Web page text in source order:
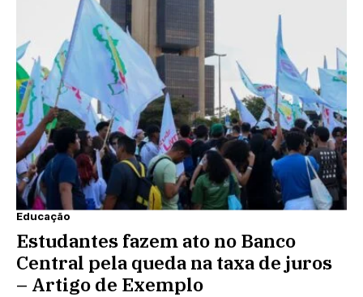
Educação
Estudantes fazem ato no Banco
Central pela queda na taxa de juros
– Artigo de Exemplo